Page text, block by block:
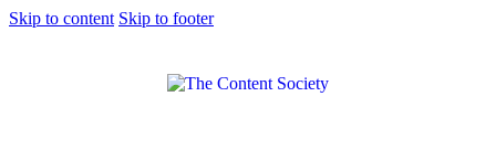
Skip to content Skip to footer